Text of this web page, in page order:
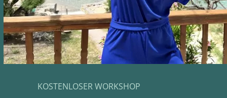
KOSTENLOSER WORKSHOP